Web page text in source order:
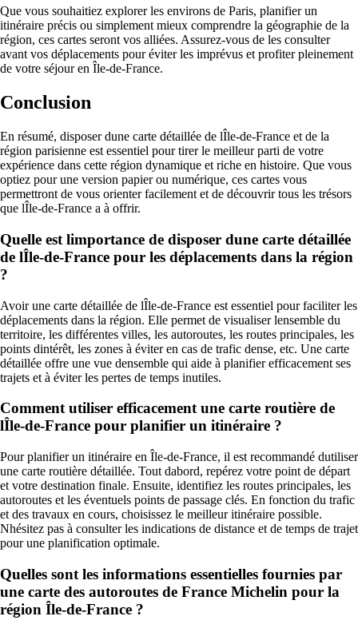
Que vous souhaitiez explorer les environs de Paris, planifier un
itinéraire précis ou simplement mieux comprendre la géographie de la
région, ces cartes seront vos alliées. Assurez-vous de les consulter
avant vos déplacements pour éviter les imprévus et profiter pleinement
de votre séjour en Île-de-France.
Conclusion
En résumé, disposer dune carte détaillée de lÎle-de-France et de la
région parisienne est essentiel pour tirer le meilleur parti de votre
expérience dans cette région dynamique et riche en histoire. Que vous
optiez pour une version papier ou numérique, ces cartes vous
permettront de vous orienter facilement et de découvrir tous les trésors
que lÎle-de-France a à offrir.
Quelle est limportance de disposer dune carte détaillée
de lÎle-de-France pour les déplacements dans la région
?
Avoir une carte détaillée de lÎle-de-France est essentiel pour faciliter les
déplacements dans la région. Elle permet de visualiser lensemble du
territoire, les différentes villes, les autoroutes, les routes principales, les
points dintérêt, les zones à éviter en cas de trafic dense, etc. Une carte
détaillée offre une vue densemble qui aide à planifier efficacement ses
trajets et à éviter les pertes de temps inutiles.
Comment utiliser efficacement une carte routière de
lÎle-de-France pour planifier un itinéraire ?
Pour planifier un itinéraire en Île-de-France, il est recommandé dutiliser
une carte routière détaillée. Tout dabord, repérez votre point de départ
et votre destination finale. Ensuite, identifiez les routes principales, les
autoroutes et les éventuels points de passage clés. En fonction du trafic
et des travaux en cours, choisissez le meilleur itinéraire possible.
Nhésitez pas à consulter les indications de distance et de temps de trajet
pour une planification optimale.
Quelles sont les informations essentielles fournies par
une carte des autoroutes de France Michelin pour la
région Île-de-France ?